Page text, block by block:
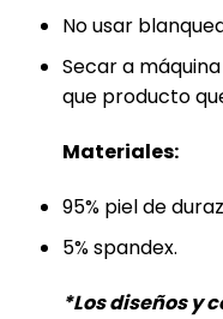
No usar
Secar a
que producto
Materiales:
95% piel de
5% spandex.
*Los diseños y